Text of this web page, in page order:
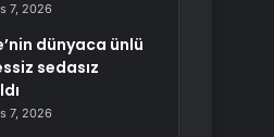
7, 2026
dünyaca ünlü
sedasız
7, 2026